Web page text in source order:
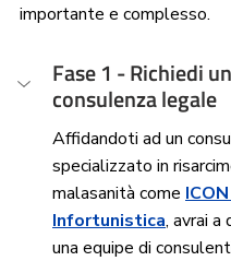
importante e complesso.
Fase 1 - Richiedi
consulenza legale
Affidandoti ad un
specializzato in
malasanità come ICON
Infortunistica, avrai a
una equipe di